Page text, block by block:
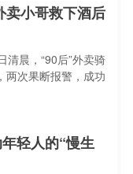
卖小哥救下酒后
清晨，“90后”外卖骑
两次果断报警，成功
轻人的“慢生